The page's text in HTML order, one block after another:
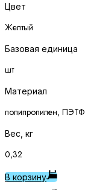
Цвет
Желтый
Базовая единица
шт
Материал
полипропилен, ПЭТФ
Вес, кг
0,32
В корзину